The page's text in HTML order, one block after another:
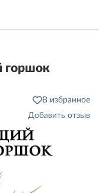
горшок
В избранное
Добавить отзыв